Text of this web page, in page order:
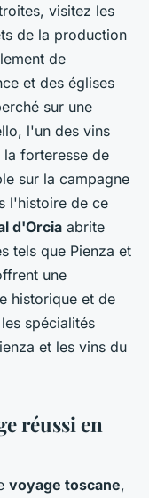
visitez les
de la production
de
et des églises
sur une
l'un des vins
forteresse de
sur la campagne
l'histoire de ce
d'Orcia abrite
tels que Pienza et
une
historique et de
spécialités
et les vins du
réussi en
voyage toscane,